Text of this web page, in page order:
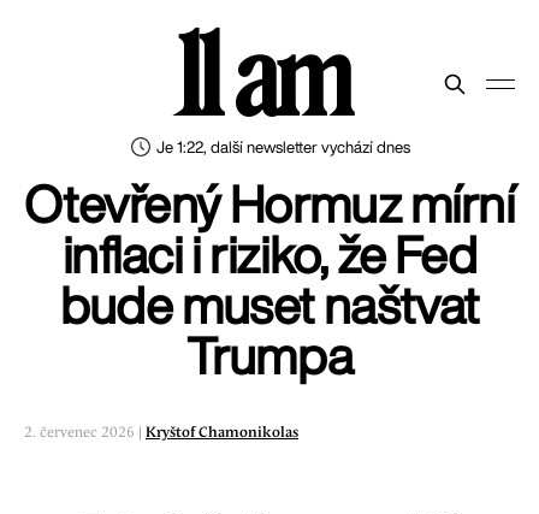
Je 1:22, další newsletter vychází dnes
11 am
Otevřený Hormuz mírní
inflaci i riziko, že Fed
bude muset naštvat
Trumpa
2. červenec 2026 | Kryštof Chamonikolas